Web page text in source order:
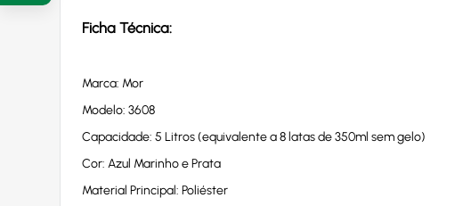
Ficha Técnica:
Marca: Mor
Modelo: 3608
Capacidade: 5 Litros (equivalente a 8 latas de 350ml sem gelo)
Cor: Azul Marinho e Prata
Material Principal: Poliéster